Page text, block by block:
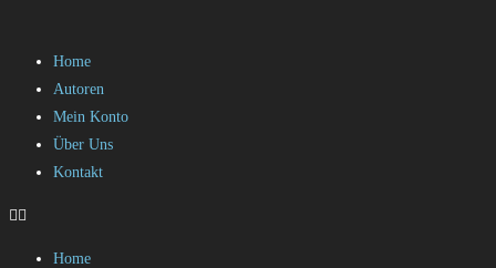
Home
Autoren
Mein Konto
Über Uns
Kontakt
Home